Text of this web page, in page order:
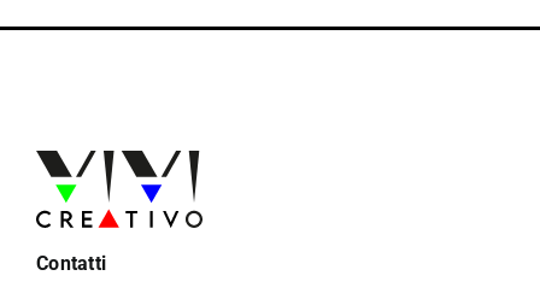
Contatti